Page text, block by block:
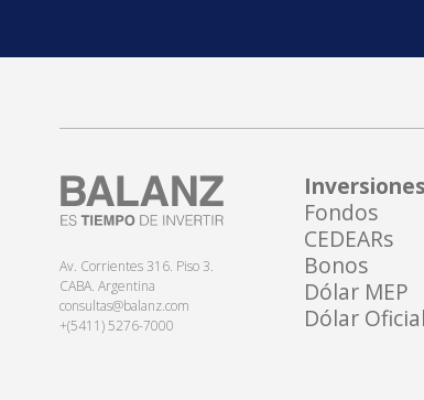
Av. Corrientes 316. Piso 3.
CABA. Argentina
consultas@balanz.com
+(5411) 5276-7000
Inversiones
Fondos
CEDEARs
Bonos
Dólar MEP
Dólar Oficial